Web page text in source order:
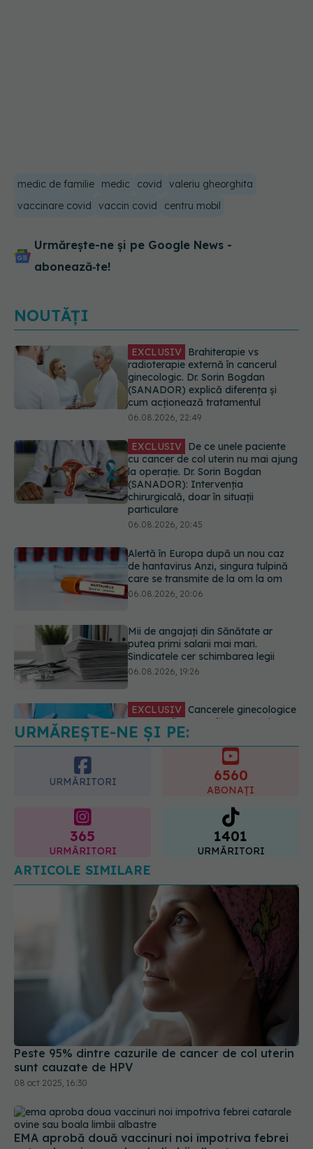
medic de familie medic covid
valeriu gheorghita
vaccinare covid
vaccin covid centru mobil
Urmărește-ne și pe Google News -
abonează‑te!
NOUTĂȚI
EXCLUSIV De ce unele paciente
cu cancer de col uterin nu mai ajung
la operație. Dr. Sorin Bogdan
(SANADOR): Intervenția
chirurgicală, doar în situații
06.08.2026, 20:45
Alertă în Europa după un nou caz
de hantavirus Anzi, singura tulpină
care se transmite de la om la om
06.08.2026, 20:06
Mii de angajați din Sănătate ar
putea primi salarii mai mari.
Sindicatele cer schimbarea legii
06.08.2026, 19:26
EXCLUSIV Cancerele ginecologice
care pot fi tratate fără operație. Dr.
Sorin Bogdan (SANADOR): Chirurgia
este indicată doar punctual, pentru
anumite categorii de paciente
EXCLUSIV
Brahiterapie vs
radioterapie externă în cancerul
ginecologic. Dr. Sorin Bogdan
(SANADOR) explică diferența și
cum acționează tratamentul
URMĂREȘTE-NE ȘI PE:
URMĂRITORI 6560
ABONAȚI
365
URMĂRITORI
1401
URMĂRITORI
ARTICOLE SIMILARE
Peste 95% dintre cazurile de cancer de col uterin
sunt cauzate de HPV
08 oct 2025, 16:30
EMA aprobă două vaccinuri noi împotriva febrei
catarale ovine sau boala limbii albastre